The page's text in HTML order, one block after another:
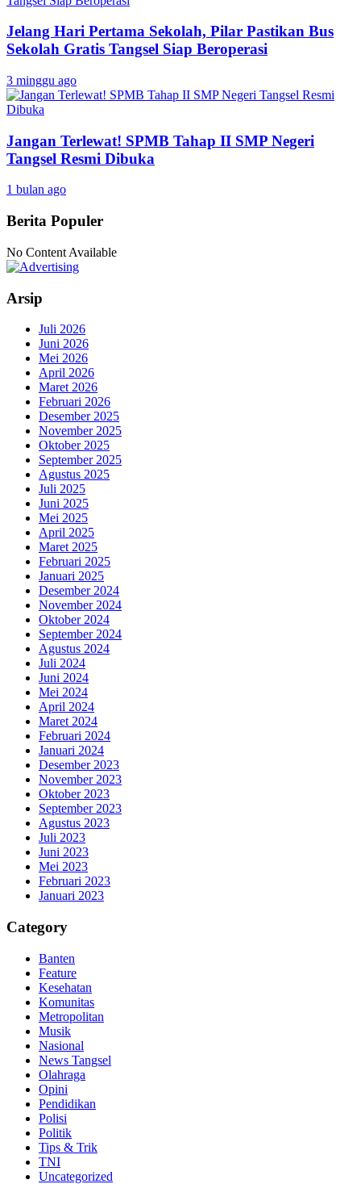
Jelang Hari Pertama Sekolah, Pilar Pastikan Bus
Sekolah Gratis Tangsel Siap Beroperasi
3 minggu ago
Jangan Terlewat! SPMB Tahap II SMP Negeri
Tangsel Resmi Dibuka
1 bulan ago
Berita Populer
No Content Available
Arsip
Juli 2026
Juni 2026
Mei 2026
April 2026
Maret 2026
Februari 2026
Desember 2025
November 2025
Oktober 2025
September 2025
Agustus 2025
Juli 2025
Juni 2025
Mei 2025
April 2025
Maret 2025
Februari 2025
Januari 2025
Desember 2024
November 2024
Oktober 2024
September 2024
Agustus 2024
Juli 2024
Juni 2024
Mei 2024
April 2024
Maret 2024
Februari 2024
Januari 2024
Desember 2023
November 2023
Oktober 2023
September 2023
Agustus 2023
Juli 2023
Juni 2023
Mei 2023
Februari 2023
Januari 2023
Category
Banten
Feature
Kesehatan
Komunitas
Metropolitan
Musik
Nasional
News Tangsel
Olahraga
Opini
Pendidikan
Polisi
Politik
Tips & Trik
TNI
Uncategorized